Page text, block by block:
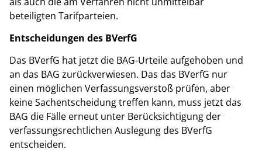
beteiligten Tarifparteien.
Entscheidungen des BVerfG
Das BVerfG hat jetzt die BAG-Urteile aufgehoben und
an das BAG zurückverwiesen. Das das BVerfG nur
einen möglichen Verfassungsverstoß prüfen, aber
keine Sachentscheidung treffen kann, muss jetzt das
BAG die Fälle erneut unter Berücksichtigung der
verfassungsrechtlichen Auslegung des BVerfG
entscheiden.